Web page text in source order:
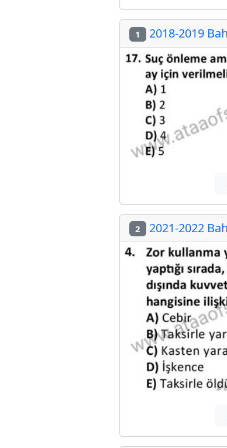
1 2018-2019
2 2021-2022